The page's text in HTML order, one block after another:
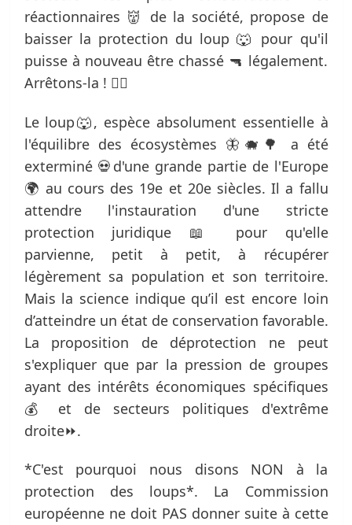
réactionnaires 👹 de la société, propose de
baisser la protection du loup 🐺 pour qu'il
puisse à nouveau être chassé 🔫 légalement.
Arrêtons-la ! 🖐🏽
Le loup🐺, espèce absolument essentielle à
l'équilibre des écosystèmes 🦋🐗🌳 a été
exterminé 💀d'une grande partie de l'Europe
🌍 au cours des 19e et 20e siècles. Il a fallu
attendre l'instauration d'une stricte
protection juridique 📖 pour qu'elle
parvienne, petit à petit, à récupérer
légèrement sa population et son territoire.
Mais la science indique qu’il est encore loin
d’atteindre un état de conservation favorable.
La proposition de déprotection ne peut
s'expliquer que par la pression de groupes
ayant des intérêts économiques spécifiques
💰 et de secteurs politiques d'extrême
droite⏩.
*C'est pourquoi nous disons NON à la
protection des loups*. La Commission
européenne ne doit PAS donner suite à cette